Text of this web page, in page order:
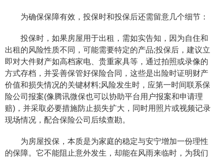
为确保保障有效，投保时和投保后还需留意几个细节：
投保时，如果房屋用于出租，需如实告知，因为自住和
出租的风险性质不同，可能需要特定的产品;投保后，建议立
即对大件财产如高档家电、贵重家具等，通过拍照或录像的
方式存档，并妥善保管好保险合同，这些是出险时证明财产
价值和损失情况的关键材料;风险发生时，应第一时间联系保
险公司报案(像腾讯微保也可以协助平台用户报案和申请理
赔)，并采取必要措施防止损失扩大，同时用照片或视频记录
现场情况，配合保险公司后续查勘。
为房屋投保，本质是为家庭的稳定与安宁增加一份理性
的保障。它不能阻止意外发生，却能在风雨来临时，为我们